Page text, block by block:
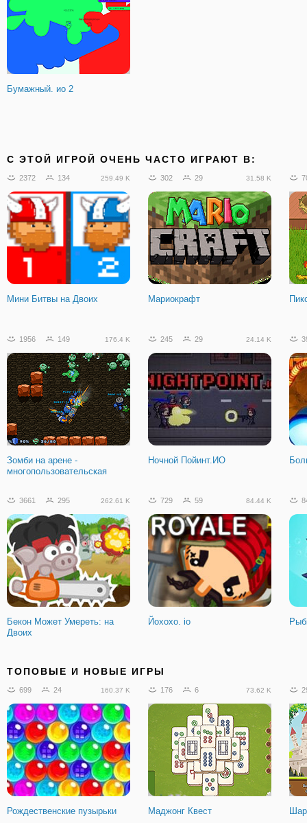
Бумажный. ио 2
C ЭТОЙ ИГРОЙ ОЧЕНЬ ЧАСТО ИГРАЮТ В:
2372 134 259.49 K
Мини Битвы на Двоих
302 29 31.58 K
Мариокрафт
1956 149 176.4 K
Зомби на арене -
многопользовательская
245 29 24.14 K
Ночной Пойинт.ИО
3661 295 262.61 K
Бекон Может Умереть: на
Двоих
729 59 84.44 K
Йохохо. io
Ломай Меня Полностью
Пиксельные пушки -
Апокалипсис 3
ТОПОВЫЕ И НОВЫЕ ИГРЫ
699 24 160.37 K
Рождественские пузырьки
176 6 73.62 K
Маджонг Квест